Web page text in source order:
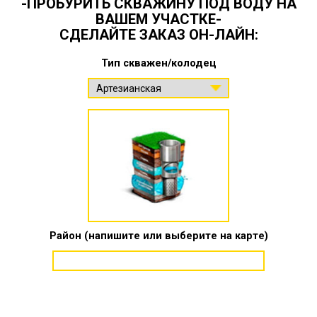
ВАШЕМ УЧАСТКЕ-
СДЕЛАЙТЕ ЗАКАЗ ОН-ЛАЙН:
Тип скважен/колодец
Район (напишите или выберите на карте)